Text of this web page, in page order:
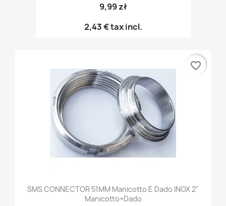
9,99 zł
2,43 €tax incl.
SMS CONNECTOR 51MM Manicotto E Dado INOX 2"
Manicotto+dado
favorite_border